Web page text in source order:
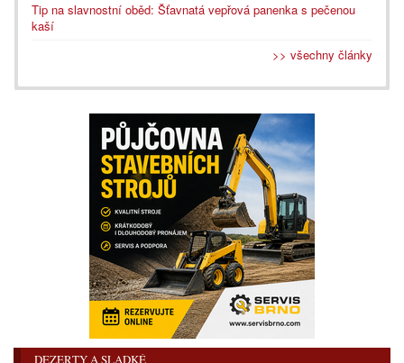
Tip na slavnostní oběd: Šťavnatá vepřová panenka s pečenou
kaší
>> všechny články
DEZERTY A SLADKÉ